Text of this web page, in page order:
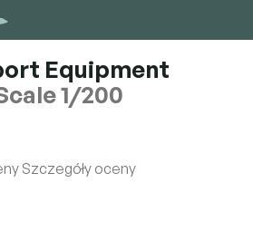
Equipment
1/200
Szczegóły oceny